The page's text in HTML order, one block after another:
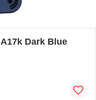
Dark Blue